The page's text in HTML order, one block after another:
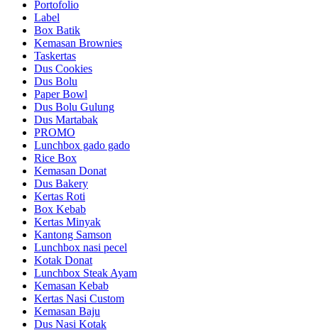
Portofolio
Label
Box Batik
Kemasan Brownies
Taskertas
Dus Cookies
Dus Bolu
Paper Bowl
Dus Bolu Gulung
Dus Martabak
PROMO
Lunchbox gado gado
Rice Box
Kemasan Donat
Dus Bakery
Kertas Roti
Box Kebab
Kertas Minyak
Kantong Samson
Lunchbox nasi pecel
Kotak Donat
Lunchbox Steak Ayam
Kemasan Kebab
Kertas Nasi Custom
Kemasan Baju
Dus Nasi Kotak